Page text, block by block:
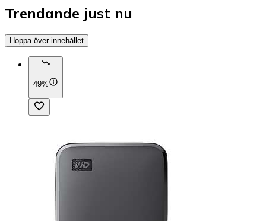
Trendande just nu
Hoppa över innehållet
49%